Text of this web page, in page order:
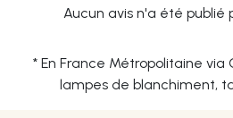
Aucun avis n'a été publié
* En France Métropolitaine via
lampes de blanchiment,